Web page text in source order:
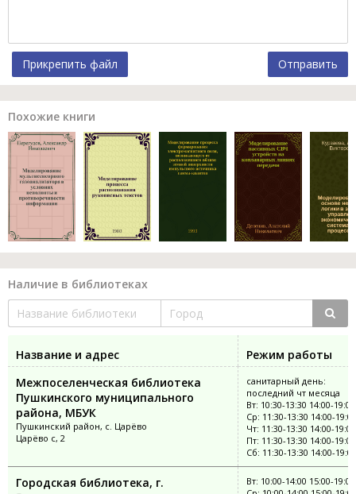
Прикрепить файл Отправить
Похожие книги
Наличие в библиотеках
Название и адрес
Режим работы
Межпоселенческая библиотека
Пушкинского муниципального
района, МБУК
Пушкинский район, с. Царёво
Царёво с, 2
санитарный день:
последний чт месяца
Вт: 10:30-13:30 14:00-19:00
Ср: 11:30-13:30 14:00-19:00
Чт: 11:30-13:30 14:00-19:00
Пт: 11:30-13:30 14:00-19:00
Сб: 11:30-13:30 14:00-19:00
Городская библиотека, г.
Вт: 10:00-14:00 15:00-19:00